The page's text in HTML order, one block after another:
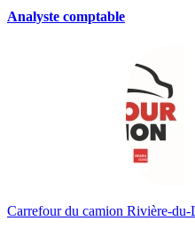
Analyste comptable
Carrefour du camion Rivière-du-